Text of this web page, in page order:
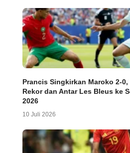
Prancis Singkirkan Maroko 2-
Rekor dan Antar Les Bleus ke
2026
10 Juli 2026